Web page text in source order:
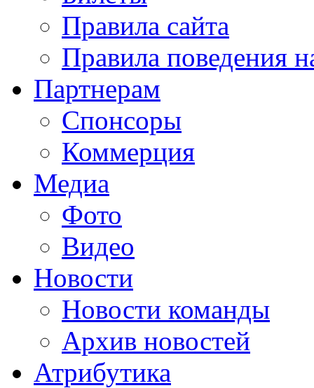
Правила сайта
Правила поведения
Партнерам
Спонсоры
Коммерция
Медиа
Фото
Видео
Новости
Новости команды
Архив новостей
Атрибутика